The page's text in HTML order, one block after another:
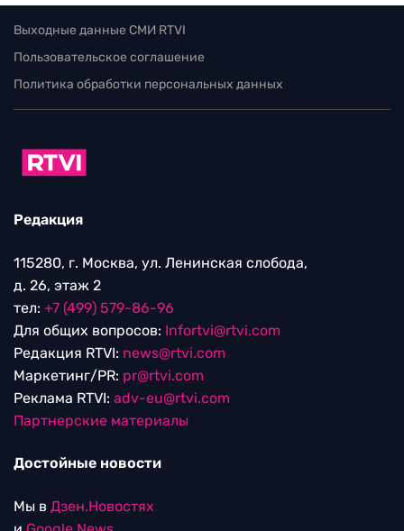
Выходные данные СМИ RTVI
Пользовательское соглашение
Политика обработки персональных данных
Редакция
115280, г. Москва, ул. Ленинская слобода,
д. 26, этаж 2
тел: +7 (499) 579-86-96
Для общих вопросов: Infortvi@rtvi.com
Редакция RTVI: news@rtvi.com
Маркетинг/PR: pr@rtvi.com
Реклама RTVI: adv-eu@rtvi.com
Партнерские материалы
Достойные новости
Мы в Дзен.Новостях